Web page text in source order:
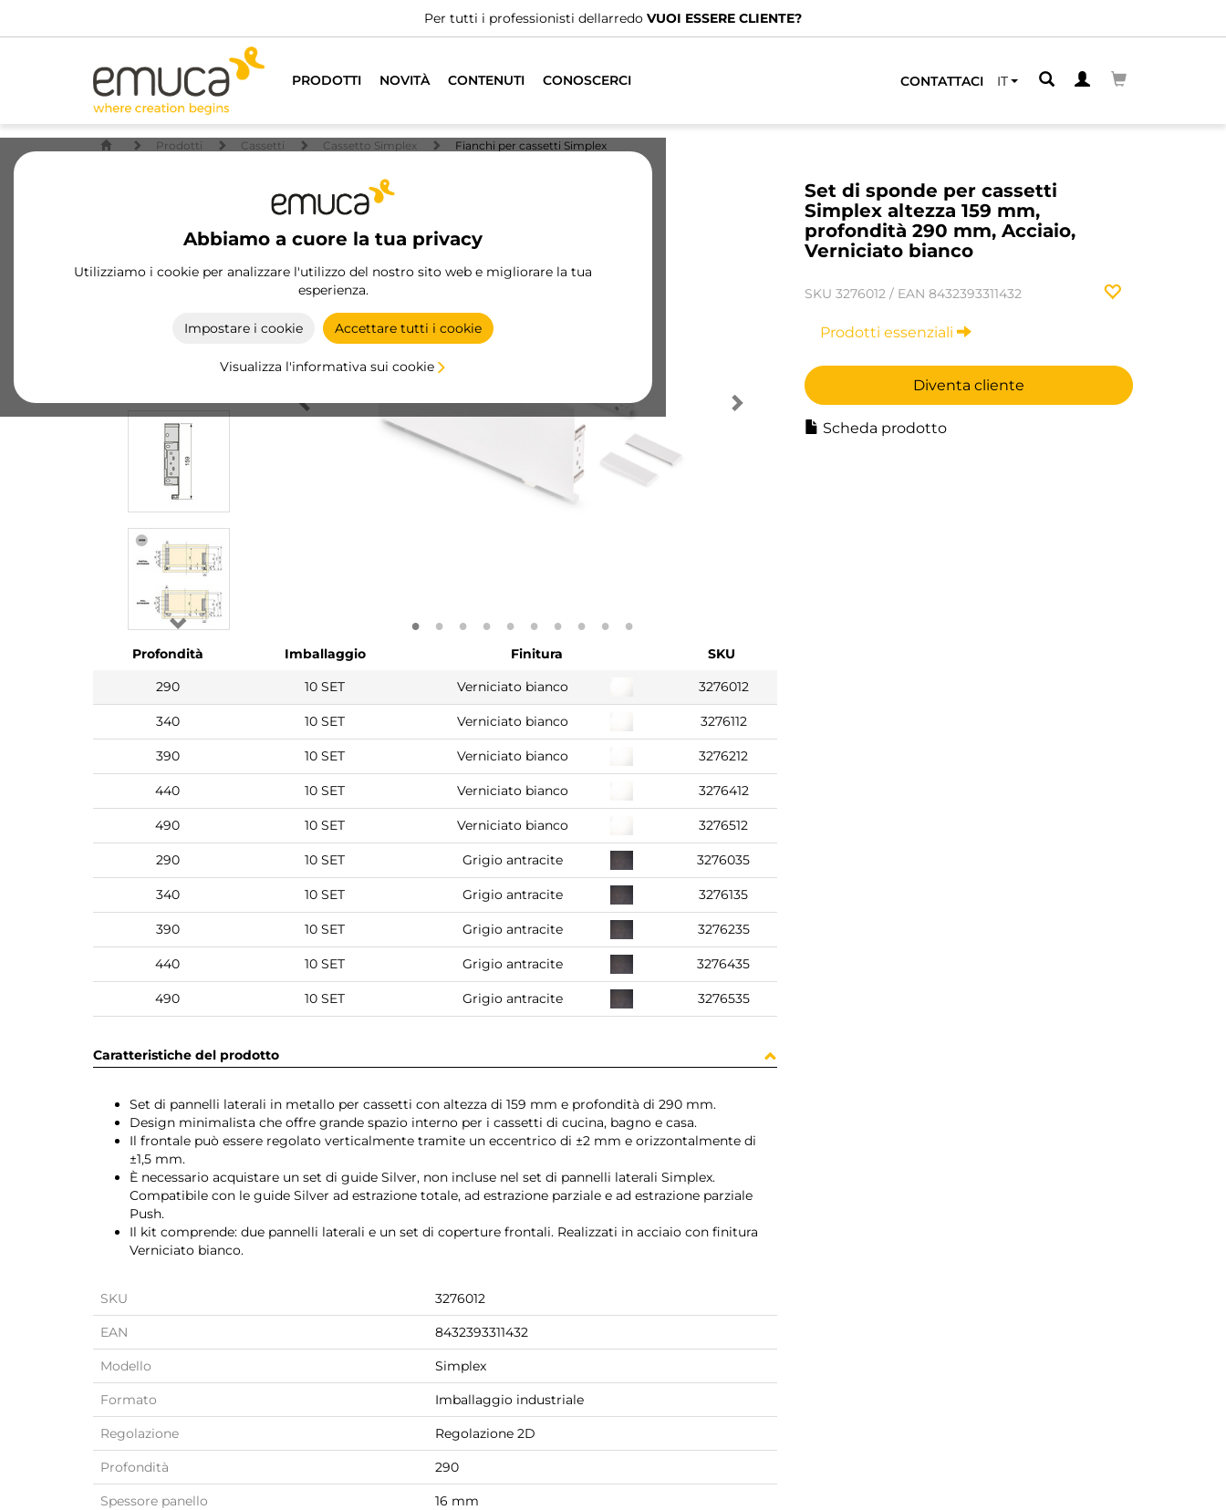
Per tutti i professionisti dellarredo VUOI ESSERE CLIENTE?
PRODOTTI NOVITÀ CONTENUTI CONOSCERCI CONTATTACI IT
Abbiamo a cuore la tua privacy
Utilizziamo i cookie per analizzare l'utilizzo del nostro sito web e migliorare la tua
esperienza.
Impostare i cookie Accettare tutti i cookie
Visualizza l'informativa sui cookie
Prodotti Cassetti Cassetto Simplex Fianchi per cassetti Simplex
Set di sponde per cassetti
Simplex altezza 159 mm,
profondità 290 mm, Acciaio,
Verniciato bianco
SKU 3276012 / EAN 8432393311432
Prodotti essenziali
Diventa cliente
Scheda prodotto
Profondità Imballaggio Finitura
SKU
290
10 SET Verniciato bianco 3276012
340 10 SET Verniciato bianco 3276112
390 10 SET Verniciato bianco 3276212
440 10 SET Verniciato bianco 3276412
490 10 SET Verniciato bianco 3276512
290 10 SET Grigio antracite 3276035
340 10 SET Grigio antracite 3276135
390 10 SET Grigio antracite 3276235
440 10 SET Grigio antracite 3276435
490 10 SET Grigio antracite 3276535
Caratteristiche del prodotto
Set di pannelli laterali in metallo per cassetti con altezza di 159 mm e profondità di 290 mm.
Design minimalista che offre grande spazio interno per i cassetti di cucina, bagno e casa.
Il frontale può essere regolato verticalmente tramite un eccentrico di ±2 mm e orizzontalmente di
±1,5 mm.
È necessario acquistare un set di guide Silver, non incluse nel set di pannelli laterali Simplex.
Compatibile con le guide Silver ad estrazione totale, ad estrazione parziale e ad estrazione parziale
Push.
Il kit comprende: due pannelli laterali e un set di coperture frontali. Realizzati in acciaio con finitura
Verniciato bianco.
SKU 3276012
EAN 8432393311432
Modello Simplex
Formato Imballaggio industriale
Regolazione Regolazione 2D
Profondità 290
Spessore panello 16 mm